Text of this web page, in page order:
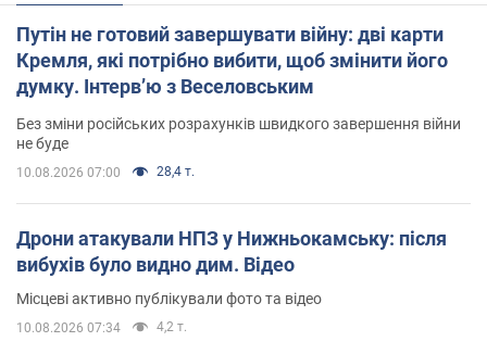
Путін не готовий завершувати війну: дві карти
Кремля, які потрібно вибити, щоб змінити його
думку. Інтерв’ю з Веселовським
Без зміни російських розрахунків швидкого завершення війни
не буде
10.08.2026 07:00 28,4 т.
Дрони атакували НПЗ у Нижньокамську: після
вибухів було видно дим. Відео
Місцеві активно публікували фото та відео
10.08.2026 07:34 4,2 т.